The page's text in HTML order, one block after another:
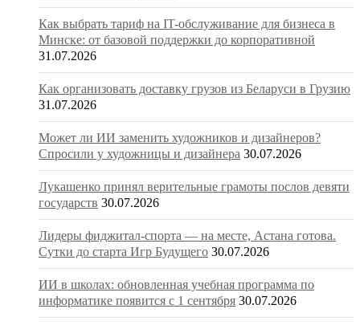
Как выбрать тариф на IT-обслуживание для бизнеса в
Минске: от базовой поддержки до корпоративной
31.07.2026
Как организовать доставку грузов из Беларуси в Грузию
31.07.2026
Может ли ИИ заменить художников и дизайнеров?
Спросили у художницы и дизайнера 30.07.2026
Лукашенко принял верительные грамоты послов девяти
государств 30.07.2026
Лидеры фиджитал-спорта — на месте, Астана готова.
Сутки до старта Игр Будущего 30.07.2026
ИИ в школах: обновленная учебная программа по
информатике появится с 1 сентября 30.07.2026